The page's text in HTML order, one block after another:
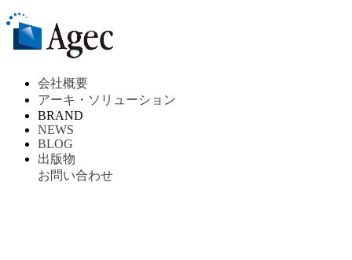
会社概要
アーキ・ソリューション
BRAND
NEWS
BLOG
出版物
お問い合わせ